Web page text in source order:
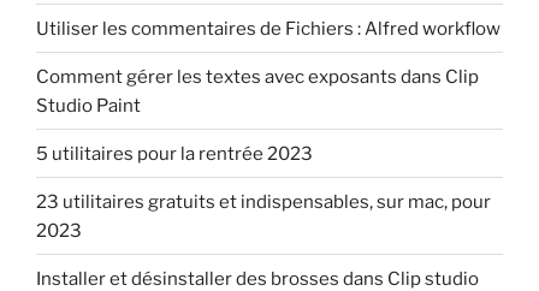
Utiliser les commentaires de Fichiers : Alfred workflow
Comment gérer les textes avec exposants dans Clip
Studio Paint
5 utilitaires pour la rentrée 2023
23 utilitaires gratuits et indispensables, sur mac, pour
2023
Installer et désinstaller des brosses dans Clip studio